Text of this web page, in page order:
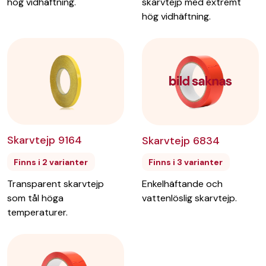
hög vidhäftning.
Skarvtejp 9164
Finns i 2 varianter
Transparent skarvtejp
som tål höga
temperaturer.
Skarvtejp 6834
Finns i 3 varianter
Enkelhäftande och
vattenlöslig skarvtejp.